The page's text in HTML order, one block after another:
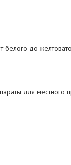
до
для местного